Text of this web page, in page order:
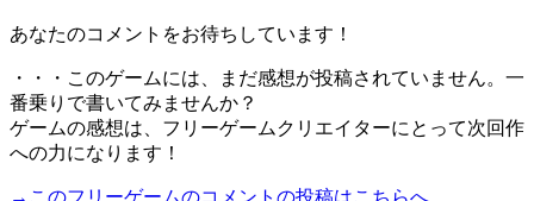
あなたのコメントをお待ちしています！
・・・このゲームには、まだ感想が投稿されていません。一
番乗りで書いてみませんか？
ゲームの感想は、フリーゲームクリエイターにとって次回作
への力になります！
→このフリーゲームのコメントの投稿はこちらへ